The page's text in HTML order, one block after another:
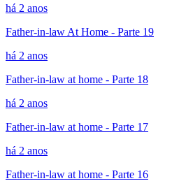
há 2 anos
Father-in-law At Home - Parte 19
há 2 anos
Father-in-law at home - Parte 18
há 2 anos
Father-in-law at home - Parte 17
há 2 anos
Father-in-law at home - Parte 16